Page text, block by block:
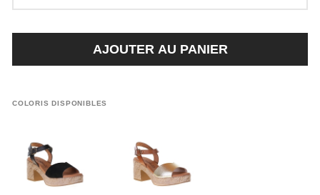
AJOUTER AU PANIER
COLORIS DISPONIBLES